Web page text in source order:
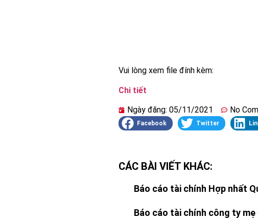
Vui lòng xem file đính kèm:
Chi tiết
Ngày đăng: 05/11/2021 No
Facebook Twitter
CÁC BÀI VIẾT KHÁC:
Báo cáo tài chính Hợp nhất
Báo cáo tài chính công ty mẹ